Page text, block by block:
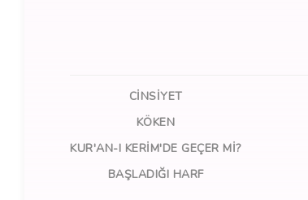
CINSIYET
KÖKEN
KUR'AN-I KERIM'DE GEÇER MI?
BAŞLADIĞI HARF